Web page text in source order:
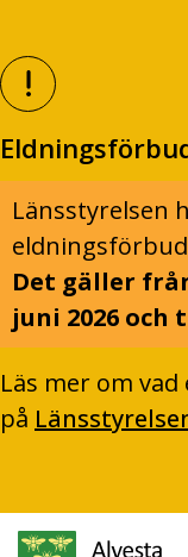
Länsstyrelsen
Det gäller
juni 2026 och
Läs mer om
på